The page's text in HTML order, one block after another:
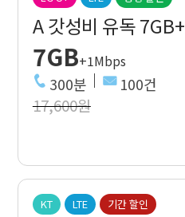
A 갓성비 유독 7GB+
7GB+1Mbps
300분 100건
17,600원
KT LTE 기간 할인